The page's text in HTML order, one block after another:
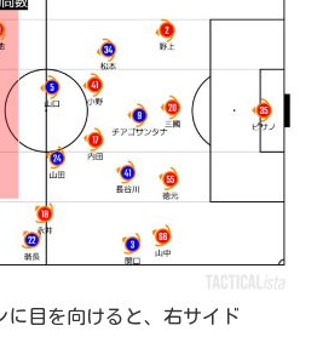
目を向けると、右サイド